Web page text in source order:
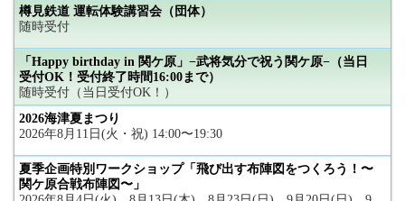
樽見鉄道 運転体験講習会（団体）
随時受付
「Happy birthday in 関ケ原」−武将気分で祝う関ケ原−（当日
受付OK！受付終了時間16:00まで）
随時受付（当日受付OK！）
2026海津夏まつり
2026年8月11日(火・祝) 14:00〜19:30
夏季企画特別ワークショップ「飛び出す布陣図をつくろう！〜
関ケ原合戦布陣図〜」